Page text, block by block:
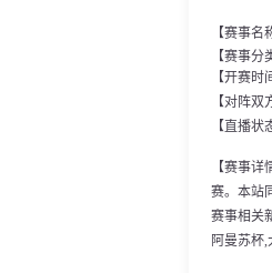
【赛事
【赛事分
【开赛时
【对阵
【直播状
【赛事
赛。本站
赛事相关
阿曼苏杯,